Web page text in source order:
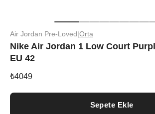
Air Jordan Pre-Loved Orta
Nike Air Jordan 1 Low Court
EU 42
₺4049
Sepete Ekle